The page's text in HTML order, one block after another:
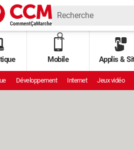
Mobile Applis &
Développement Internet Jeux vidéo